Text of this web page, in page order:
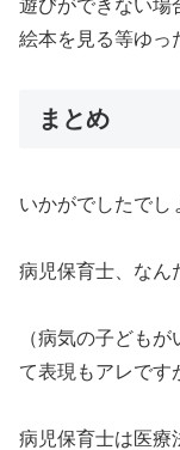
遊びができない場
絵本を見る等ゆっ
まとめ
いかがでしたでし
病児保育士、なん
（病気の子ども
て表現もアレです
病児保育士は医療